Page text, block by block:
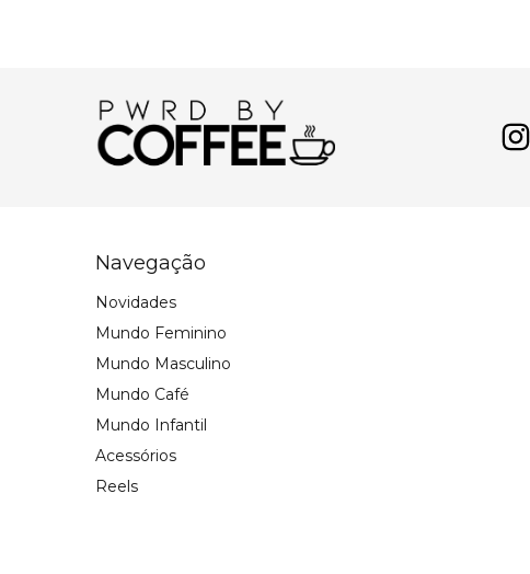
Navegação
Novidades
Mundo Feminino
Mundo Masculino
Mundo Café
Mundo Infantil
Acessórios
Reels